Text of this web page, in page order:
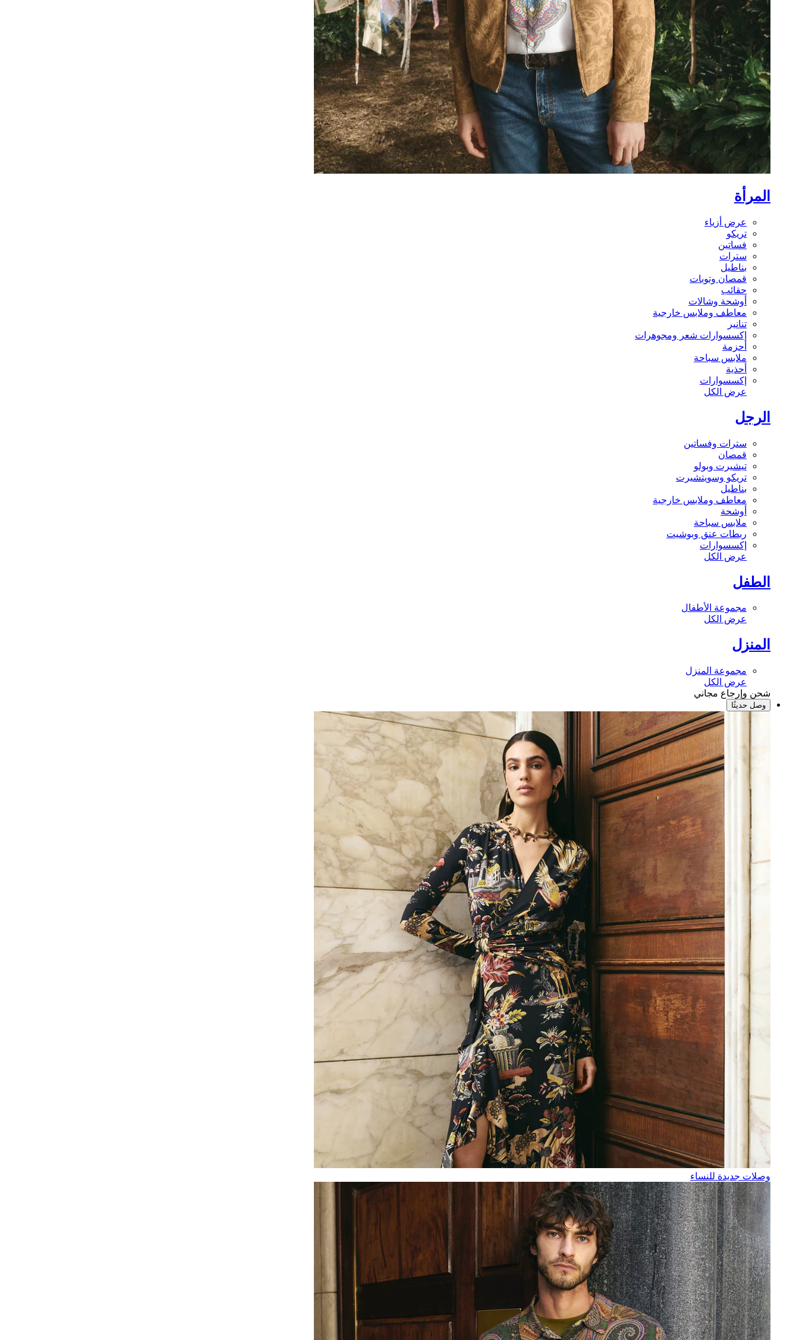
المرأة
عرض أزياء
تريكو
فساتين
سترات
بناطيل
قمصان وتوبات
حقائب
أوشحة وشالات
معاطف وملابس خارجية
تنانير
إكسسوارات شعر ومجوهرات
أحزمة
ملابس سباحة
أحذية
إكسسوارات
عرض الكل
الرجل
سترات وفساتين
قمصان
تيشيرت وبولو
تريكو وسويتشيرت
بناطيل
معاطف وملابس خارجية
أوشحة
ملابس سباحة
ربطات عنق وبوشيت
إكسسوارات
عرض الكل
الطفل
مجموعة الأطفال
عرض الكل
المنزل
مجموعة المنزل
عرض الكل
شحن وإرجاع مجاني
وصل حديثًا
وصلات جديدة للنساء